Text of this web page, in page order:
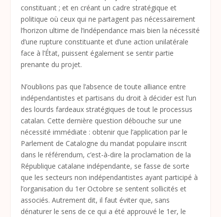
constituant ; et en créant un cadre stratégique et
politique où ceux qui ne partagent pas nécessairement
l’horizon ultime de l’indépendance mais bien la nécessité
d’une rupture constituante et d’une action unilatérale
face à l’État, puissent également se sentir partie
prenante du projet.
N’oublions pas que l’absence de toute alliance entre
indépendantistes et partisans du droit à décider est l’un
des lourds fardeaux stratégiques de tout le processus
catalan. Cette dernière question débouche sur une
nécessité immédiate : obtenir que l’application par le
Parlement de Catalogne du mandat populaire inscrit
dans le référendum, c’est-à-dire la proclamation de la
République catalane indépendante, se fasse de sorte
que les secteurs non indépendantistes ayant participé à
l’organisation du 1 er Octobre se sentent sollicités et
associés. Autrement dit, il faut éviter que, sans
dénaturer le sens de ce qui a été approuvé le 1 er, le